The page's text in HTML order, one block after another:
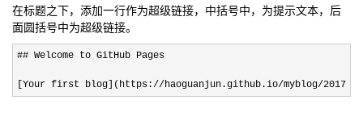
在标题之下，添加一行作为超级链接，中括号中，为提示文本，后
面圆括号中为超级链接。
## Welcome to GitHub Pages
[Your first blog](https://haoguanjun.github.io/myblog/2017/